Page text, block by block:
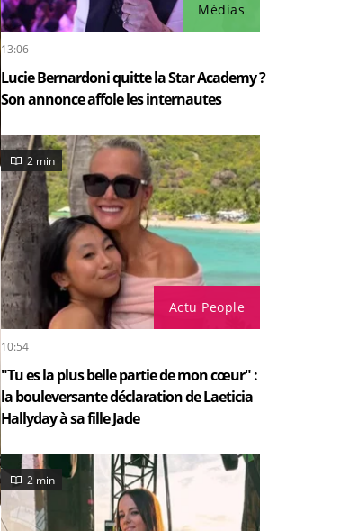
Médias
13:06
Lucie Bernardoni quitte la Star Academy ?
Son annonce affole les internautes
Actu People
2 min
10:54
"Tu es la plus belle partie de mon cœur" :
la bouleversante déclaration de Laeticia
Hallyday à sa fille Jade
2 min